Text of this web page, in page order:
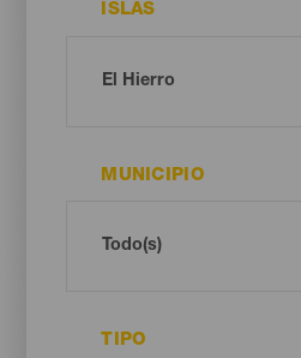
ISLAS
MUNICIPIO
TIPO